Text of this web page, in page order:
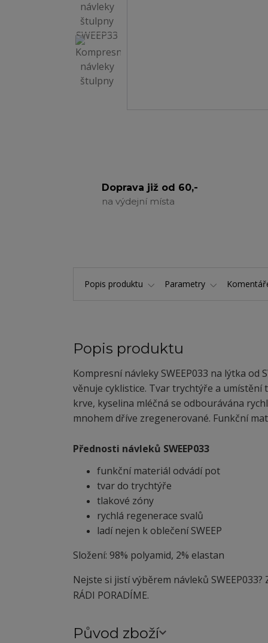
Doprava již od 60,-
na výdejní místa
Popis produktu Parametry
Popis produktu
Kompresní návleky SWEEP033 na lýtka od
věnuje cyklistice. Tvar trychtýře a
krve, kyselina mléčná se odbourávána
mnohem dříve zregenerované. Funkční
Přednosti návleků SWEEP033
funkční materiál odvádí pot
tvar do trychtýře
tlakové zóny
rychlá regenerace svalů
ladí nejen k oblečení SWEEP
Složení: 98% polyamid, 2% elastan
Nejste si jistí výběrem návleků
RÁDI PORADÍME.
Původ zboží